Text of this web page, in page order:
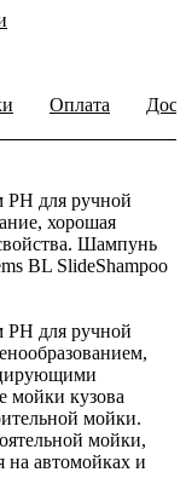
Оплата
для ручной
хорошая
Шампунь
BL SlideShampoo
для ручной
мойки кузова
мойки.
мойки,
на автомойках и